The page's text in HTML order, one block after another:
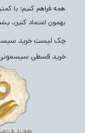
همه فراهم کنیم؛ با
بهمون اعتماد کنین،
چک لیست خرید
خرید قسطی